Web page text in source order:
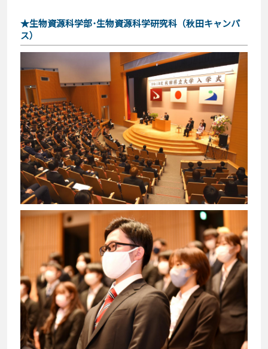
★生物資源科学部･生物資源科学研究科（秋田キャンパ
ス）